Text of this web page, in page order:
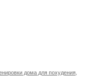
дома для похудения,